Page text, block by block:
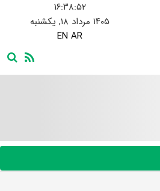
۱۶:۳۸:۵۳
۱۴۰۵ مرداد ۱۸, یکشنبه
EN AR